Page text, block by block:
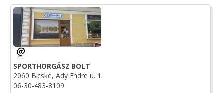
SPORTHORGÁSZ BOLT
2060 Bicske, Ady Endre u. 1.
06-30-483-8109